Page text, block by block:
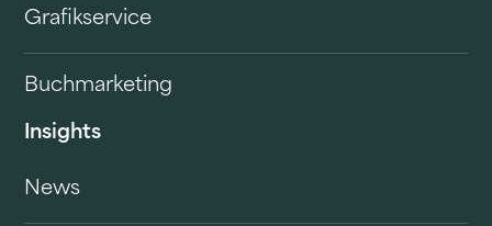
Grafikservice
Buchmarketing
Insights
News